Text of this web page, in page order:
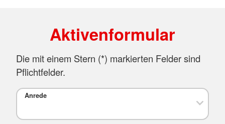
Aktivenformular
Die mit einem Stern (*) markierten Felder sind
Pflichtfelder.
Anrede